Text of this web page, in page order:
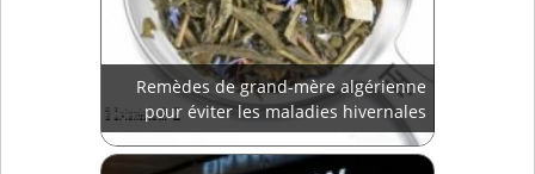
Remèdes de grand-mère algérienne
pour éviter les maladies hivernales